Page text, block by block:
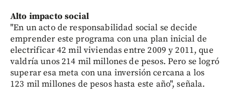
Alto impacto social
"En un acto de responsabilidad social se decide
emprender este programa con una plan inicial de
electrificar 42 mil viviendas entre 2009 y 2011, que
valdría unos 214 mil millones de pesos. Pero se logró
superar esa meta con una inversión cercana a los
123 mil millones de pesos hasta este año", señala.